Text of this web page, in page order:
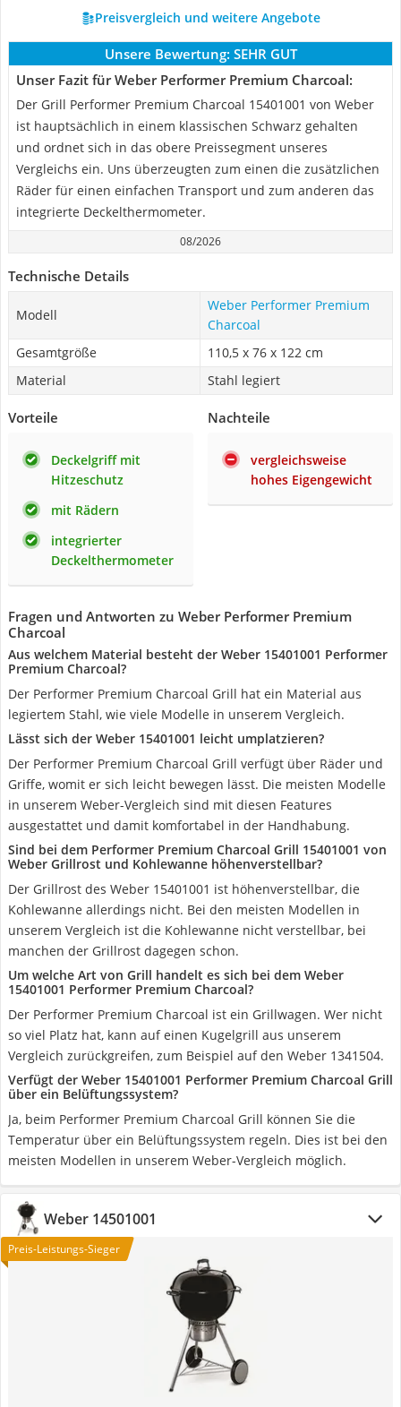
Preisvergleich und weitere Angebote
Unsere Bewertung: SEHR GUT
Unser Fazit für Weber Performer Premium Charcoal:
Der Grill Performer Premium Charcoal 15401001 von Weber
ist hauptsächlich in einem klassischen Schwarz gehalten
und ordnet sich in das obere Preissegment unseres
Vergleichs ein. Uns überzeugten zum einen die zusätzlichen
Räder für einen einfachen Transport und zum anderen das
integrierte Deckelthermometer.
08/2026
Technische Details
Modell
Weber Performer Premium
Charcoal
Gesamtgröße
110,5 x 76 x 122 cm
Material
Stahl legiert
Vorteile
Deckelgriff mit
Hitzeschutz
mit Rädern
integrierter
Deckelthermometer
Nachteile
vergleichsweise
hohes Eigengewicht
Fragen und Antworten zu Weber Performer Premium
Charcoal
Aus welchem Material besteht der Weber 15401001 Performer
Premium Charcoal?
Der Performer Premium Charcoal Grill hat ein Material aus
legiertem Stahl, wie viele Modelle in unserem Vergleich.
Lässt sich der Weber 15401001 leicht umplatzieren?
Der Performer Premium Charcoal Grill verfügt über Räder und
Griffe, womit er sich leicht bewegen lässt. Die meisten Modelle
in unserem Weber-Vergleich sind mit diesen Features
ausgestattet und damit komfortabel in der Handhabung.
Sind bei dem Performer Premium Charcoal Grill 15401001 von
Weber Grillrost und Kohlewanne höhenverstellbar?
Der Grillrost des Weber 15401001 ist höhenverstellbar, die
Kohlewanne allerdings nicht. Bei den meisten Modellen in
unserem Vergleich ist die Kohlewanne nicht verstellbar, bei
manchen der Grillrost dagegen schon.
Um welche Art von Grill handelt es sich bei dem Weber
15401001 Performer Premium Charcoal?
Der Performer Premium Charcoal ist ein Grillwagen. Wer nicht
so viel Platz hat, kann auf einen Kugelgrill aus unserem
Vergleich zurückgreifen, zum Beispiel auf den Weber 1341504.
Verfügt der Weber 15401001 Performer Premium Charcoal Grill
über ein Belüftungssystem?
Ja, beim Performer Premium Charcoal Grill können Sie die
Temperatur über ein Belüftungssystem regeln. Dies ist bei den
meisten Modellen in unserem Weber-Vergleich möglich.
Weber 14501001
Preis-Leistungs-Sieger